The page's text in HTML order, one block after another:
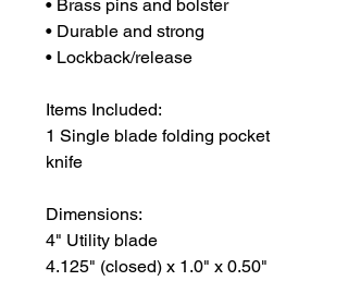
• Brass pins and bolster
• Durable and strong
• Lockback/release
Items Included:
1 Single blade folding pocket
knife
Dimensions:
4" Utility blade
4.125" (closed) x 1.0" x 0.50"